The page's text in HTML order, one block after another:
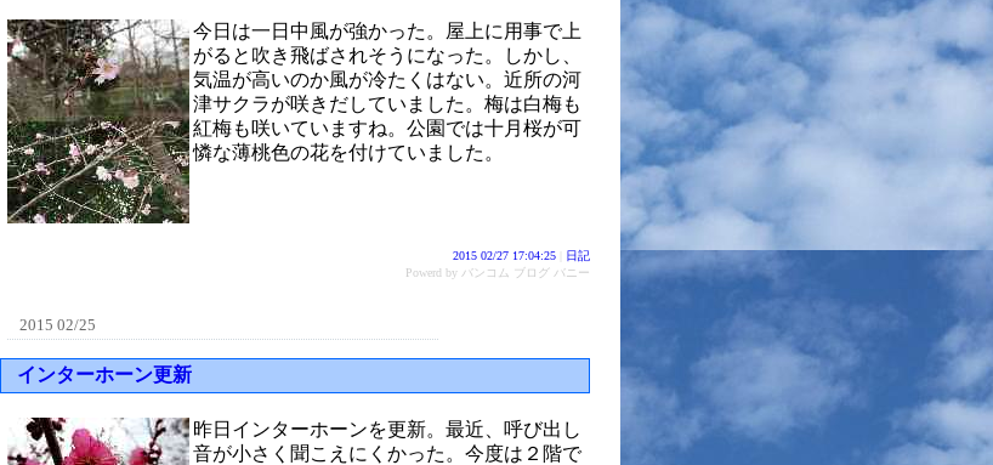
今日は一日中風が強かった。屋上に用事で上
がると吹き飛ばされそうになった。しかし、
気温が高いのか風が冷たくはない。近所の河
津サクラが咲きだしていました。梅は白梅も
紅梅も咲いていますね。公園では十月桜が可
憐な薄桃色の花を付けていました。
2015 02/27 17:04:25
日記
Powerd by バンコム ブログ バニー
2015 02/25
インターホーン更新
昨日インターホーンを更新。最近、呼び出し
音が小さく聞こえにくかった。今度は２階で